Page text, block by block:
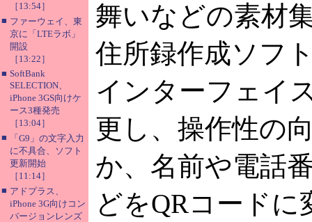
［13:54］
■ ファーウェイ、東
京に「LTEラボ」
開設
［13:22］
■ SoftBank
SELECTION、
iPhone 3GS向けケ
ース3種発売
［13:04］
■
「G9」の文字入力
に不具合、ソフト
更新開始
［11:14］
■ アドプラス、
iPhone 3G向けコン
バージョンレンズ
舞いなどの素材
住所録作成ソフ
インターフェイ
更し、操作性の
か、名前や電話
どをQRコード